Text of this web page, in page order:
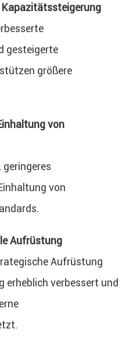
gesteigerte
größere
von
von
Aufrüstung
Aufrüstung
erheblich verbessert und